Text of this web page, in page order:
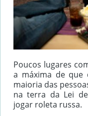
Poucos lugares
a máxima de que
maioria das
na terra da Lei
jogar roleta russa.